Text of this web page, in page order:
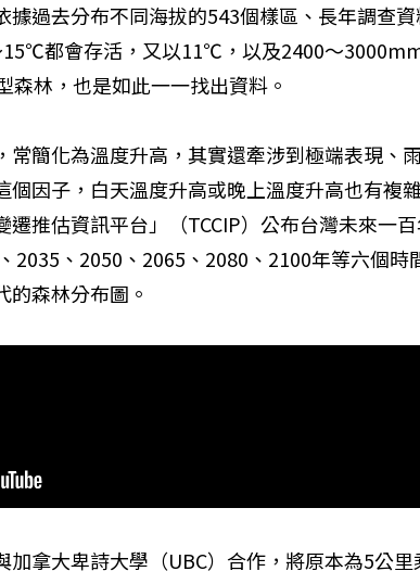
據過去分布不同海拔的543個樣區、長年調查
都會存活，又以11℃，以及2400～
森林，也是如此一一找出資料。
常簡化為溫度升高，其實還牽涉到極端表現、
個因子，白天溫度升高或晚上溫度升高也有複
推估資訊平台」（TCCIP）公布台灣未來一
2035、2050、2065、2080、2100年等六個時
森林分布圖。
加拿大卑詩大學（UBC）合作，將原本為5公